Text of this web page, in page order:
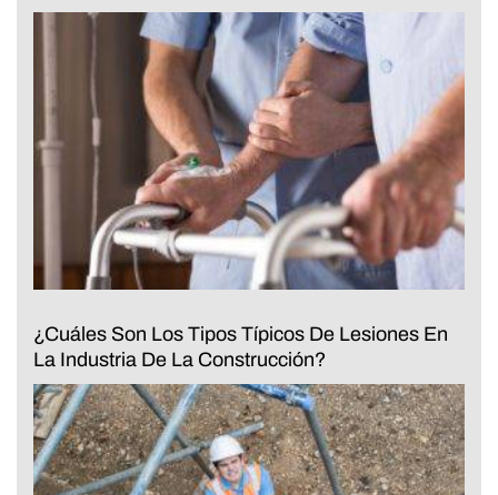
¿Cuáles Son Los Tipos Típicos De Lesiones En
La Industria De La Construcción?